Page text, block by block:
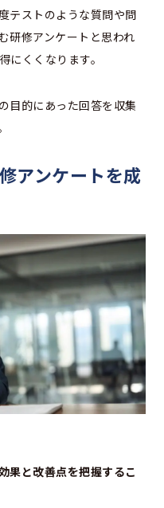
テストのような質問や問
研修アンケートと思われ
にくくなります。
目的にあった回答を収集
アンケートを成
果と改善点を把握するこ